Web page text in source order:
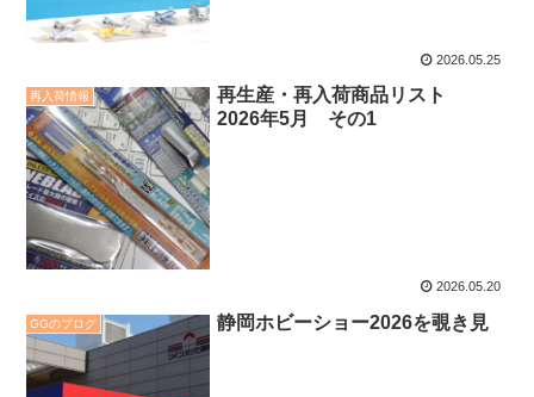
2026.05.25
再入荷情報
再生産・再入荷商品リスト
2026年5月 その1
2026.05.20
GGのブログ 静岡ホビーショー2026を覗き見